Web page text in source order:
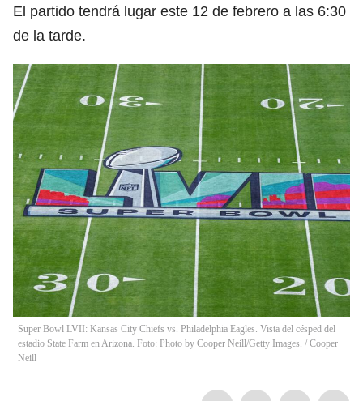
El partido tendrá lugar este 12 de febrero a las 6:30
de la tarde.
Super Bowl LVII: Kansas City Chiefs vs. Philadelphia Eagles. Vista del césped del
estadio State Farm en Arizona. Foto: Photo by Cooper Neill/Getty Images. / Cooper
Neill